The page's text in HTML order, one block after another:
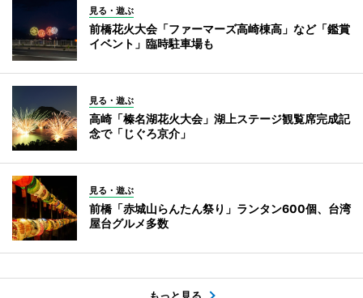
見る・遊ぶ
前橋花火大会「ファーマーズ高崎棟高」など「鑑賞
イベント」臨時駐車場も
見る・遊ぶ
高崎「榛名湖花火大会」湖上ステージ観覧席完成記
念で「じぐろ京介」
見る・遊ぶ
前橋「赤城山らんたん祭り」ランタン600個、台湾
屋台グルメ多数